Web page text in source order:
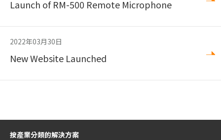
Launch of RM-500 Remote Microphone
2022年03月30日
New Website Launched
按產業分類的解決方案